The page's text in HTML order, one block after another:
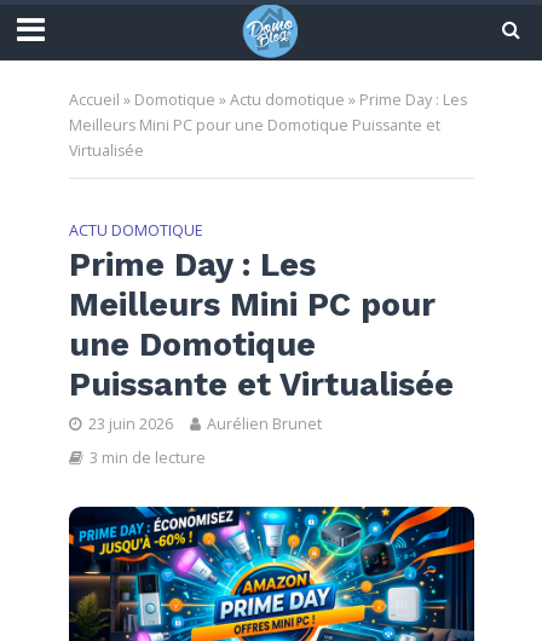
Accueil » Domotique »Actu domotique » Prime Day : Les
Meilleurs Mini PC pour une Domotique Puissante et
Virtualisée
ACTU DOMOTIQUE
Prime Day : Les
Meilleurs Mini PC pour
une Domotique
Puissante et Virtualisée
23 juin 2026
Aurélien Brunet
3 min de lecture